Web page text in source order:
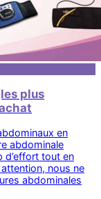
plus
en
abdominale
d’effort tout en
nous ne
abdominales